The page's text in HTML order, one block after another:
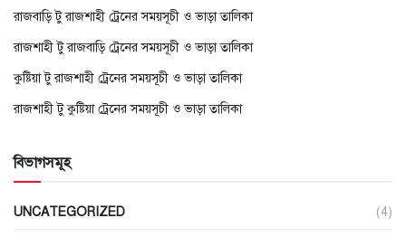
রাজবাড়ি টু রাজশাহী ট্রেনের সময়সূচী ও ভাড়া তালিকা
রাজশাহী টু রাজবাড়ি ট্রেনের সময়সূচী ও ভাড়া তালিকা
কুষ্টিয়া টু রাজশাহী ট্রেনের সময়সূচী ও ভাড়া তালিকা
রাজশাহী টু কুষ্টিয়া ট্রেনের সময়সূচী ও ভাড়া তালিকা
বিভাগসমূহ
UNCATEGORIZED (4)